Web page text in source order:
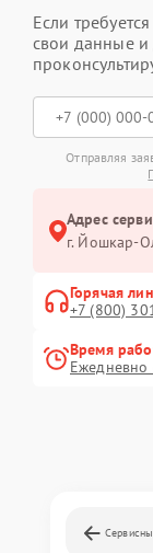
Если
свои данные и
Отправляя
Адрес
г. Йошкар-
Горячая
+7 (800)
Время
Ежедневно